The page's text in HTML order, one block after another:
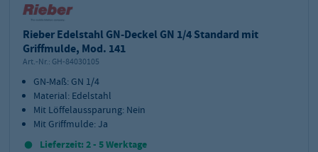
Rieber Edelstahl GN-Deckel GN 1/4 Standard mit
Griffmulde, Mod. 141
Art.-Nr.: GH-84030105
GN-Maß: GN 1/4
Material: Edelstahl
Mit Löffelaussparung: Nein
Mit Griffmulde: Ja
Lieferzeit: 2 - 5 Werktage